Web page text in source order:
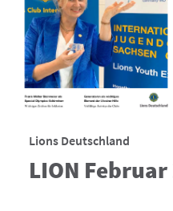
Lions Deutschland
LION